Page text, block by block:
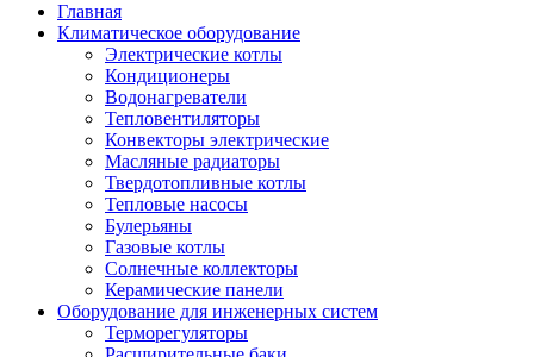
Главная
Климатическое оборудование
Электрические котлы
Кондиционеры
Водонагреватели
Тепловентиляторы
Конвекторы электрические
Масляные радиаторы
Твердотопливные котлы
Тепловые насосы
Булерьяны
Газовые котлы
Солнечные коллекторы
Керамические панели
Оборудование для инженерных систем
Терморегуляторы